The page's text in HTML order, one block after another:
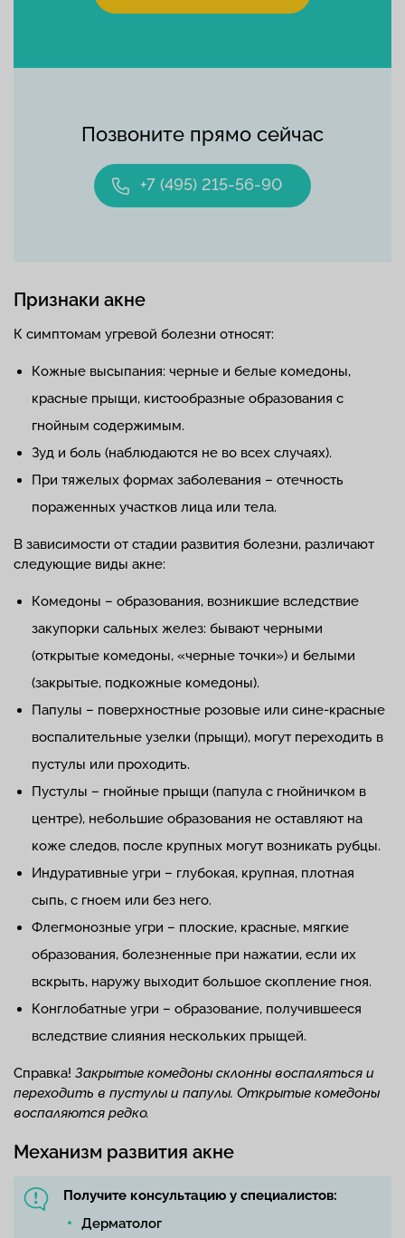
Позвоните прямо сейчас
+7 (495) 215-56-90
Признаки акне
К симптомам угревой болезни относят:
Кожные высыпания: черные и белые комедоны,
красные прыщи, кистообразные образования с
гнойным содержимым.
Зуд и боль (наблюдаются не во всех случаях).
При тяжелых формах заболевания – отечность
пораженных участков лица или тела.
В зависимости от стадии развития болезни, различают
следующие виды акне:
Комедоны – образования, возникшие вследствие
закупорки сальных желез: бывают черными
(открытые комедоны, «черные точки») и белыми
(закрытые, подкожные комедоны).
Папулы – поверхностные розовые или сине-красные
воспалительные узелки (прыщи), могут переходить в
пустулы или проходить.
Пустулы – гнойные прыщи (папула с гнойничком в
центре), небольшие образования не оставляют на
коже следов, после крупных могут возникать рубцы.
Индуративные угри – глубокая, крупная, плотная
сыпь, с гноем или без него.
Флегмонозные угри – плоские, красные, мягкие
образования, болезненные при нажатии, если их
вскрыть, наружу выходит большое скопление гноя.
Конглобатные угри – образование, получившееся
вследствие слияния нескольких прыщей.
Справка! Закрытые комедоны склонны воспаляться и
переходить в пустулы и папулы. Открытые комедоны
воспаляются редко.
Механизм развития акне
Получите консультацию у специалистов:
Дерматолог